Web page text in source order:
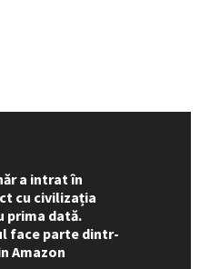
a intrat în
cu civilizația
prima dată.
face parte dintr-
Amazon